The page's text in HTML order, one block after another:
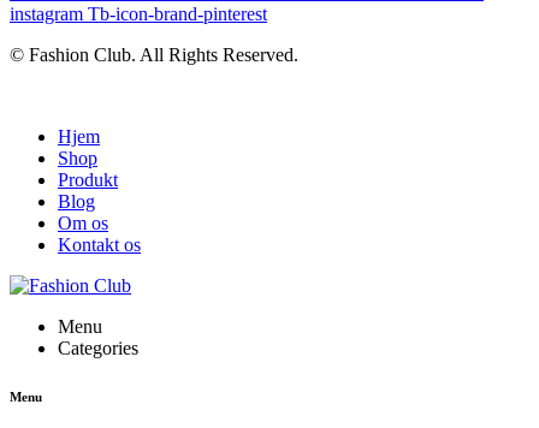
instagram Tb-icon-brand-pinterest
© Fashion Club. All Rights Reserved.
Hjem
Shop
Produkt
Blog
Om os
Kontakt os
Menu
Categories
Menu